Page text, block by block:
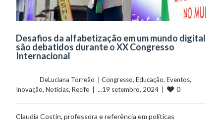
Desafios da alfabetização em um mundo digital
são debatidos durante o XX Congresso
Internacional
	    	DeLuciana Torreão  |
Congresso, Educação, Eventos
Inovação, Notícias, Recife
  |  ...19 setembro, 2024  |
0
Claudia Costin, professora e referência em políticas